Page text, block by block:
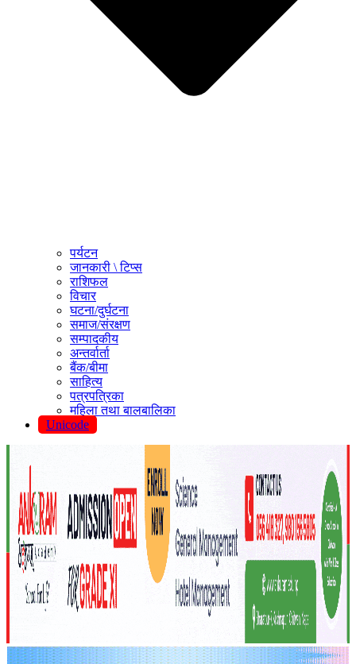
पर्यटन
जानकारी \ टिप्स
राशिफल
विचार
घटना/दुर्घटना
समाज/संरक्षण
सम्पादकीय
अन्तर्वार्ता
बैंक/बीमा
साहित्य
पत्रपत्रिका
महिला तथा बालबालिका
Unicode